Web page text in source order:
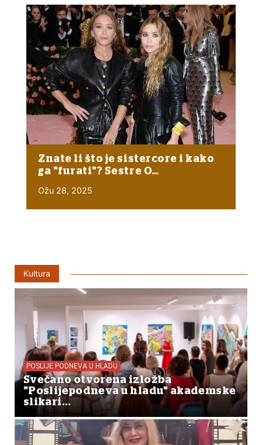
Znate li što je sistercore i kako
ga "furati"? Sestre O…
Ožu 28, 2025
Kultura
POSLIJE PODNEVA U HLADU
Svečano otvorena izložba
"Poslijepodneva u hladu" akademske
slikari...